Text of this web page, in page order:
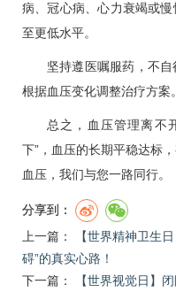
病 、冠心病 、心力衰竭或
至更低水平。
坚持遵医嘱服药，不
根据血压变化调整治疗方案。
总之，血压管理离不
下”，血压的长期平稳达标
血压，我们与您一路同行。
分享到：
上一篇：
【世界精神卫生
碍”的真实心路！
下一篇：
【世界视觉日】